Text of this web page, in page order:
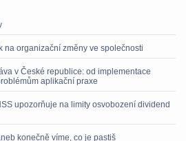
na organizační změny ve společnosti
v České republice: od implementace
aplikační praxe
upozorňuje na limity osvobození dividend
konečně víme, co je pastiš